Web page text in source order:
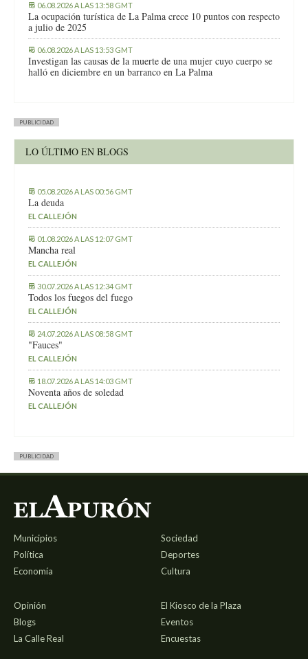
06.08.2026 A LAS 13:58 GMT
La ocupación turística de La Palma crece 10 puntos con respecto
a julio de 2025
06.08.2026 A LAS 13:53 GMT
Investigan las causas de la muerte de una mujer cuyo cuerpo se
halló en diciembre en un barranco en La Palma
PUBLICIDAD
LO ÚLTIMO EN BLOGS
05.08.2026 A LAS 00:56 GMT
La deuda
EL CALLEJÓN
01.08.2026 A LAS 12:07 GMT
Mancha real
EL CALLEJÓN
30.07.2026 A LAS 12:34 GMT
Todos los fuegos del fuego
EL CALLEJÓN
24.07.2026 A LAS 08:58 GMT
"Fauces"
EL CALLEJÓN
18.07.2026 A LAS 14:03 GMT
Noventa años de soledad
EL CALLEJÓN
PUBLICIDAD
Municipios
Política
Economía
Sociedad
Deportes
Cultura
Opinión
Blogs
La Calle Real
El Kiosco de la Plaza
Eventos
Encuestas